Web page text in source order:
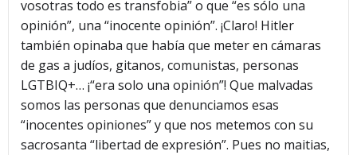
vosotras todo es transfobia” o que “es sólo una
opinión”, una “inocente opinión”. ¡Claro! Hitler
también opinaba que había que meter en cámaras
de gas a judíos, gitanos, comunistas, personas
LGTBIQ+… ¡“era solo una opinión”! Que malvadas
somos las personas que denunciamos esas
“inocentes opiniones” y que nos metemos con su
sacrosanta “libertad de expresión”. Pues no maitias,